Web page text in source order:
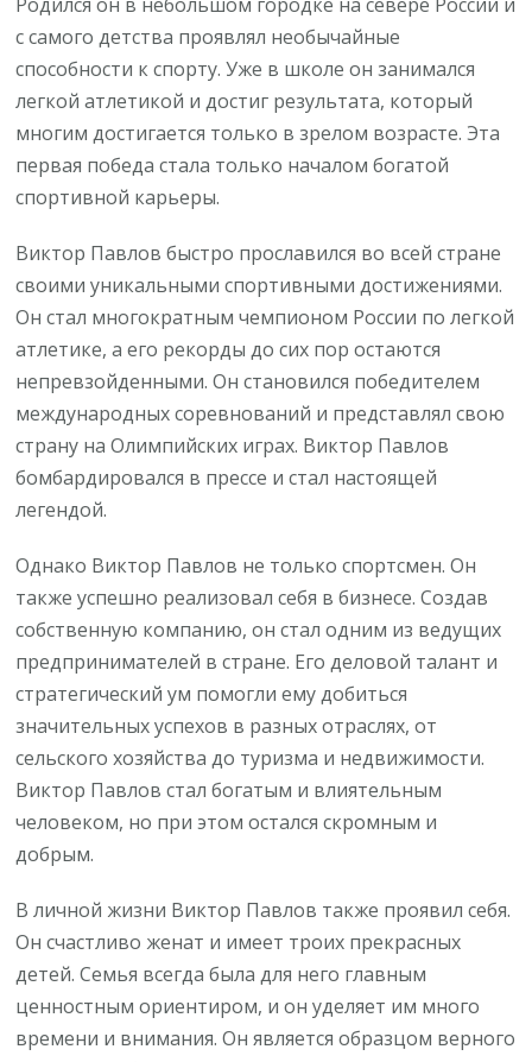
с самого детства проявлял необычайные
способности к спорту. Уже в школе он занимался
легкой атлетикой и достиг результата, который
многим достигается только в зрелом возрасте. Эта
первая победа стала только началом богатой
спортивной карьеры.
Виктор Павлов быстро прославился во всей стране
своими уникальными спортивными достижениями.
Он стал многократным чемпионом России по легкой
атлетике, а его рекорды до сих пор остаются
непревзойденными. Он становился победителем
международных соревнований и представлял свою
страну на Олимпийских играх. Виктор Павлов
бомбардировался в прессе и стал настоящей
легендой.
Однако Виктор Павлов не только спортсмен. Он
также успешно реализовал себя в бизнесе. Создав
собственную компанию, он стал одним из ведущих
предпринимателей в стране. Его деловой талант и
стратегический ум помогли ему добиться
значительных успехов в разных отраслях, от
сельского хозяйства до туризма и недвижимости.
Виктор Павлов стал богатым и влиятельным
человеком, но при этом остался скромным и
добрым.
В личной жизни Виктор Павлов также проявил себя.
Он счастливо женат и имеет троих прекрасных
детей. Семья всегда была для него главным
ценностным ориентиром, и он уделяет им много
времени и внимания. Он является образцом верного